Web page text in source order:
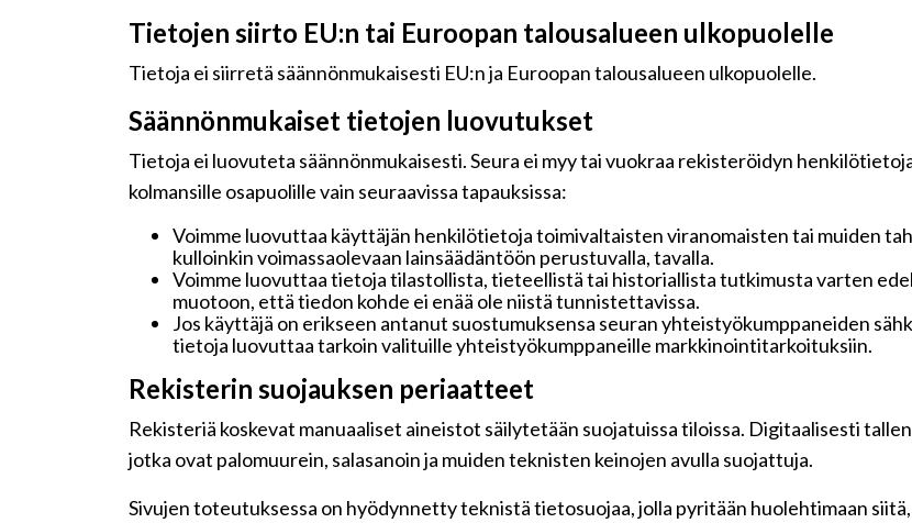
Tietojen siirto EU:n tai Euroopan talousalueen ulkopuolelle
Tietoja ei siirretä säännönmukaisesti EU:n ja Euroopan talousalueen ulkopuolelle.
Säännönmukaiset tietojen luovutukset
Tietoja ei luovuteta säännönmukaisesti. Seura ei myy tai vuokraa rekisteröidyn
kolmansille osapuolille vain seuraavissa tapauksissa:
Voimme luovuttaa käyttäjän henkilötietoja toimivaltaisten viranomaisten tai muiden
kulloinkin voimassaolevaan lainsäädäntöön perustuvalla, tavalla.
Voimme luovuttaa tietoja tilastollista, tieteellistä tai historiallista tutkimusta varten
muotoon, että tiedon kohde ei enää ole niistä tunnistettavissa.
Jos käyttäjä on erikseen antanut suostumuksensa seuran yhteistyökumppaneiden
tietoja luovuttaa tarkoin valituille yhteistyökumppaneille markkinointitarkoituksiin.
Rekisterin suojauksen periaatteet
Rekisteriä koskevat manuaaliset aineistot säilytetään suojatuissa tiloissa. Digitaalisesti
jotka ovat palomuurein, salasanoin ja muiden teknisten keinojen avulla suojattuja.
Sivujen toteutuksessa on hyödynnetty teknistä tietosuojaa, jolla pyritään huolehtimaan